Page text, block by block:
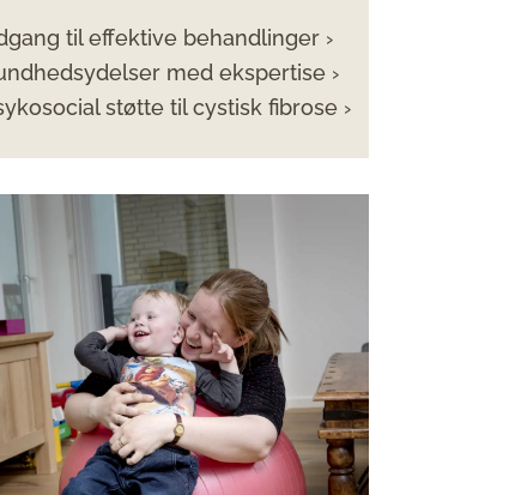
til effektive behandlinger ›
med ekspertise ›
støtte til cystisk fibrose ›